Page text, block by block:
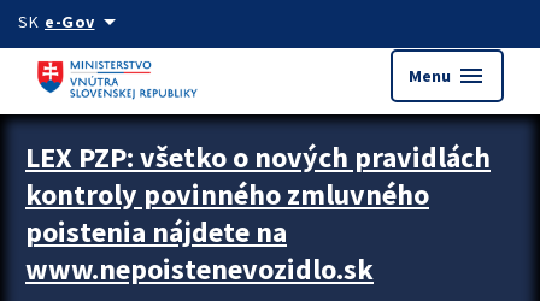
Preskocit na hlavný obsah
SK e-Govarrow_drop_down
Menu menu
Zastavit automatický posun upútavok
LEX PZP: všetko o nových pravidlách
kontroly povinného zmluvného
poistenia nájdete na
www.nepoistenevozidlo.sk